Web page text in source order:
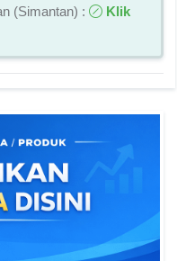
(Simantan) :
Klik